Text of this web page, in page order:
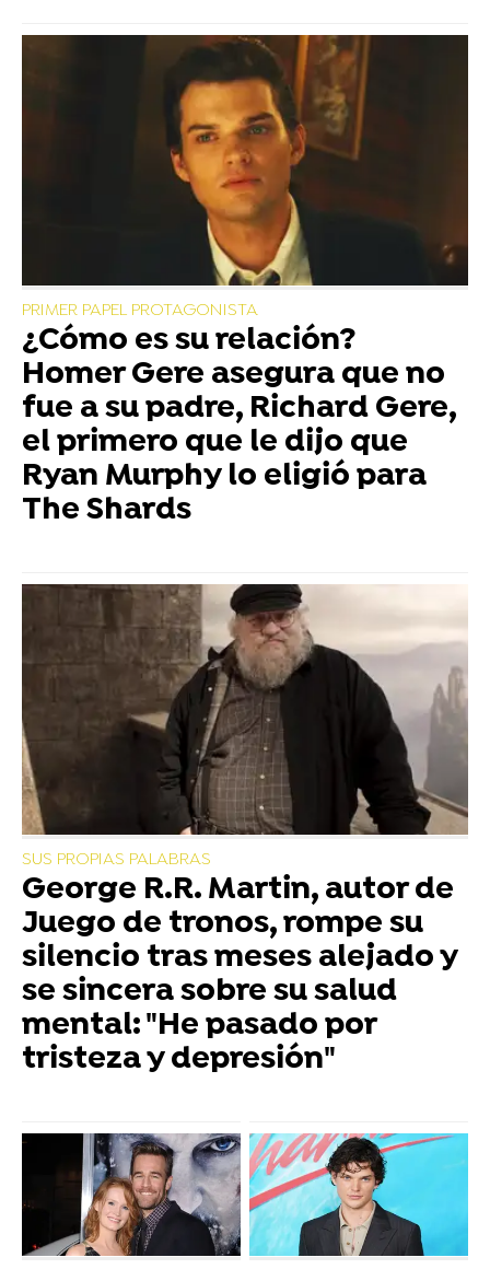
PRIMER PAPEL PROTAGONISTA
¿Cómo es su relación?
Homer Gere asegura que no
fue a su padre, Richard Gere,
el primero que le dijo que
Ryan Murphy lo eligió para
The Shards
SUS PROPIAS PALABRAS
George R.R. Martin, autor de
Juego de tronos, rompe su
silencio tras meses alejado y
se sincera sobre su salud
mental: "He pasado por
tristeza y depresión"